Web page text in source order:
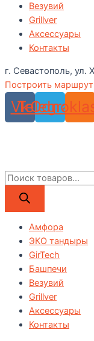
Везувий
Grillver
Аксессуары
Контакты
г. Севастополь, ул.
Построить
Vk
Telegram
Поиск
товаров
Амфора
ЭКО тандыры
GirTech
Башпечи
Везувий
Grillver
Аксессуары
Контакты